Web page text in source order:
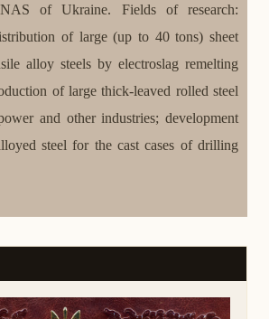
of Ukraine. Fields of research:
of large (up to 40 tons) sheet
alloy steels by electroslag remelting
of large thick-leaved rolled steel
and other industries; development
steel for the cast cases of drilling